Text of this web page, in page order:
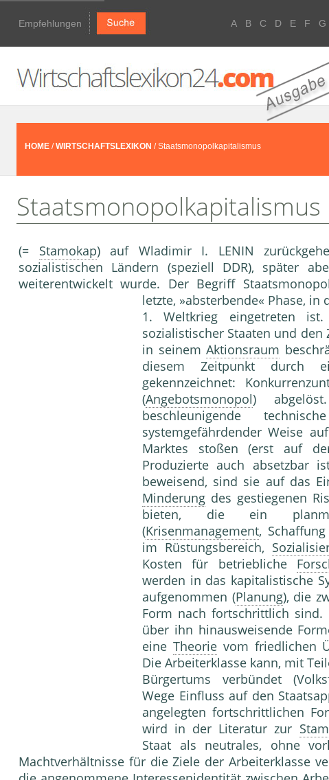
Empfehlungen A B C D E F G
HOME /WIRTSCHAFTSLEXIKON / Staatsmonopolkapitalismus
Staatsmonopolkapitalismus
(= Stamokap) auf Wladimir I. LENIN
sozialistischen Ländern (speziell DDR), später
weiterentwickelt wurde. Der Begriff
letzte, »absterbende« Phase, in
1. Weltkrieg eingetreten
sozialistischer Staaten und
in seinemAktionsraum
diesem Zeitpunkt durch
gekennzeichnet:
(Angebotsmonopol)
beschleunigende
systemgefährdender Weise
Marktes stoßen (erst auf
Produzierte auch absetzbar
beweisend, sind sie auf das
Minderung des gestiegenen
bieten, die ein
(Krisenmanagement,
im Rüstungsbereich,
Kosten für betriebliche
werden in das kapitalistische
aufgenommen (Planung), die
Form nach fortschrittlich
über ihn hinausweisende
eine Theorievom friedlichen
Die Arbeiterklasse kann, mit
Bürgertums verbündet
Wege Einfluss auf den
angelegten fortschrittlichen
wird in der Literatur zur
Staat als neutrales, ohne
Machtverhältnisse für die Ziele der Arbeiterklasse